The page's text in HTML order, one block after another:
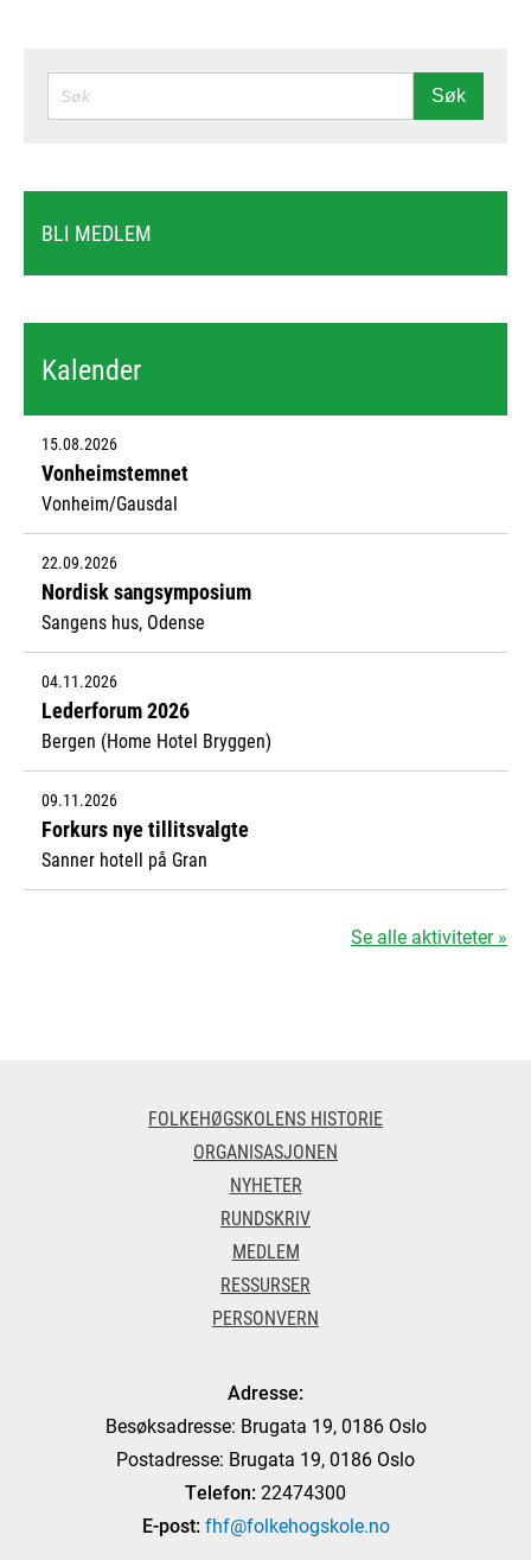
SØK Søk
BLI MEDLEM
Kalender
15.08.2026
Vonheimstemnet
Vonheim/Gausdal
22.09.2026
Nordisk sangsymposium
Sangens hus, Odense
04.11.2026
Lederforum 2026
Bergen (Home Hotel Bryggen)
09.11.2026
Forkurs nye tillitsvalgte
Sanner hotell på Gran
Se alle aktiviteter »
FOLKEHØGSKOLENS HISTORIE
ORGANISASJONEN
NYHETER
RUNDSKRIV
MEDLEM
RESSURSER
PERSONVERN
Adresse:
Besøksadresse: Brugata 19, 0186 Oslo
Postadresse: Brugata 19, 0186 Oslo
Telefon: 22474300
E-post: fhf@folkehogskole.no